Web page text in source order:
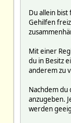
Du allein
Gehilfen
Mit einer
du in Besitz
anderem zu
Nachdem
anzugeben.
werden